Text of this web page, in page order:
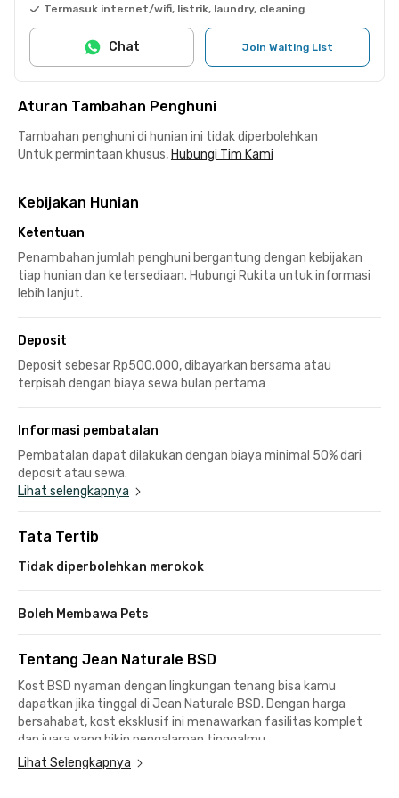
Termasuk internet/wifi, listrik, laundry, cleaning
Join Waiting List
Chat
Aturan Tambahan Penghuni
Tambahan penghuni di hunian ini tidak diperbolehkan
Untuk permintaan khusus, Hubungi Tim Kami
Kebijakan Hunian
Ketentuan
Penambahan jumlah penghuni bergantung dengan kebijakan
tiap hunian dan ketersediaan. Hubungi Rukita untuk informasi
lebih lanjut.
Deposit
Deposit sebesar Rp500.000, dibayarkan bersama atau
terpisah dengan biaya sewa bulan pertama
Informasi pembatalan
Pembatalan dapat dilakukan dengan biaya minimal 50% dari
deposit atau sewa.
Lihat selengkapnya
Tata Tertib
Tidak diperbolehkan merokok
Boleh Membawa Pets
Tentang Jean Naturale BSD
Kost BSD nyaman dengan lingkungan tenang bisa kamu
dapatkan jika tinggal di Jean Naturale BSD. Dengan harga
bersahabat, kost eksklusif ini menawarkan fasilitas komplet
dan juara yang bikin pengalaman tinggalmu
#SenyamanDiRumah!
Lihat Selengkapnya